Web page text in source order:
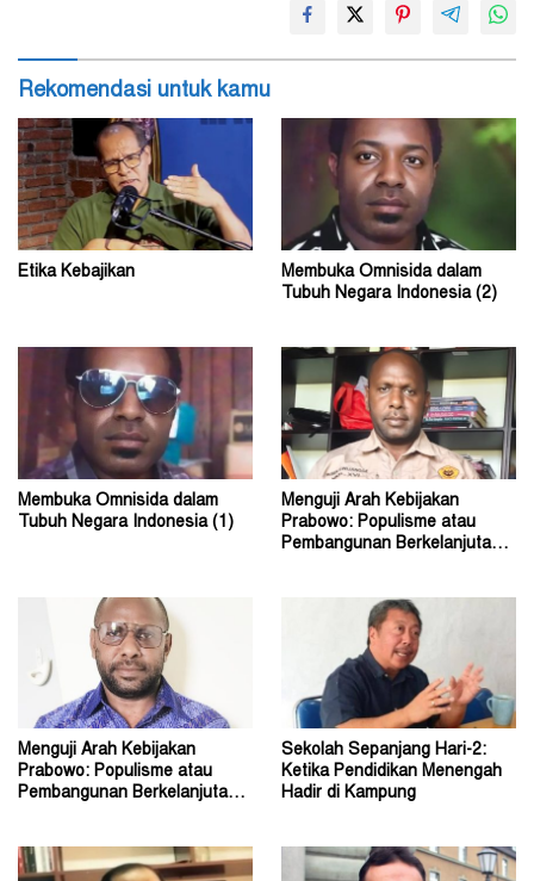
Rekomendasi untuk kamu
Etika Kebajikan
Membuka Omnisida dalam
Tubuh Negara Indonesia (2)
Membuka Omnisida dalam
Tubuh Negara Indonesia (1)
Menguji Arah Kebijakan
Prabowo: Populisme atau
Pembangunan Berkelanjutan?
Menguji Arah Kebijakan
Prabowo: Populisme atau
Pembangunan Berkelanjutan?
Sekolah Sepanjang Hari-2:
Ketika Pendidikan Menengah
Hadir di Kampung